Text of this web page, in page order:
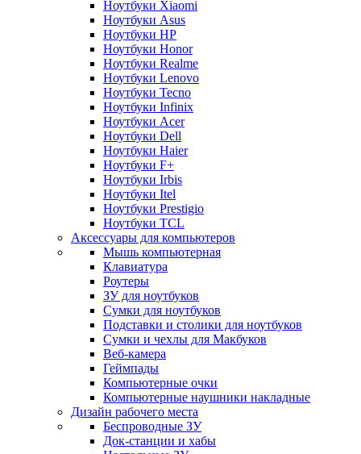
Ноутбуки Xiaomi
Ноутбуки Asus
Ноутбуки HP
Ноутбуки Honor
Ноутбуки Realme
Ноутбуки Lenovo
Ноутбуки Tecno
Ноутбуки Infinix
Ноутбуки Acer
Ноутбуки Dell
Ноутбуки Haier
Ноутбуки F+
Ноутбуки Irbis
Ноутбуки Itel
Ноутбуки Prestigio
Ноутбуки TCL
Аксессуары для компьютеров
Мышь компьютерная
Клавиатура
Роутеры
ЗУ для ноутбуков
Сумки для ноутбуков
Подставки и столики для ноутбуков
Сумки и чехлы для Макбуков
Веб-камера
Геймпады
Компьютерные очки
Компьютерные наушники накладные
Дизайн рабочего места
Беспроводные ЗУ
Док-станции и хабы